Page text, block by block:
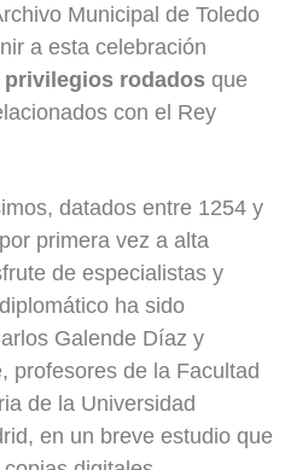
Municipal de Toledo
a esta celebración
privilegios rodados que
con el Rey
datados entre 1254 y
primera vez a alta
de especialistas y
ha sido
Galende Díaz y
profesores de la Facultad
de la Universidad
en un breve estudio que